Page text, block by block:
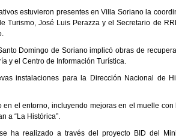
estuvieron presentes en Villa Soriano la
Turismo, José Luis Perazza y el Secretario de
Domingo de Soriano implicó obras de
y el Centro de Información Turística.
instalaciones para la Dirección Nacional de
en el entorno, incluyendo mejoras en el muelle
a “La Histórica”.
ha realizado a través del proyecto BID del